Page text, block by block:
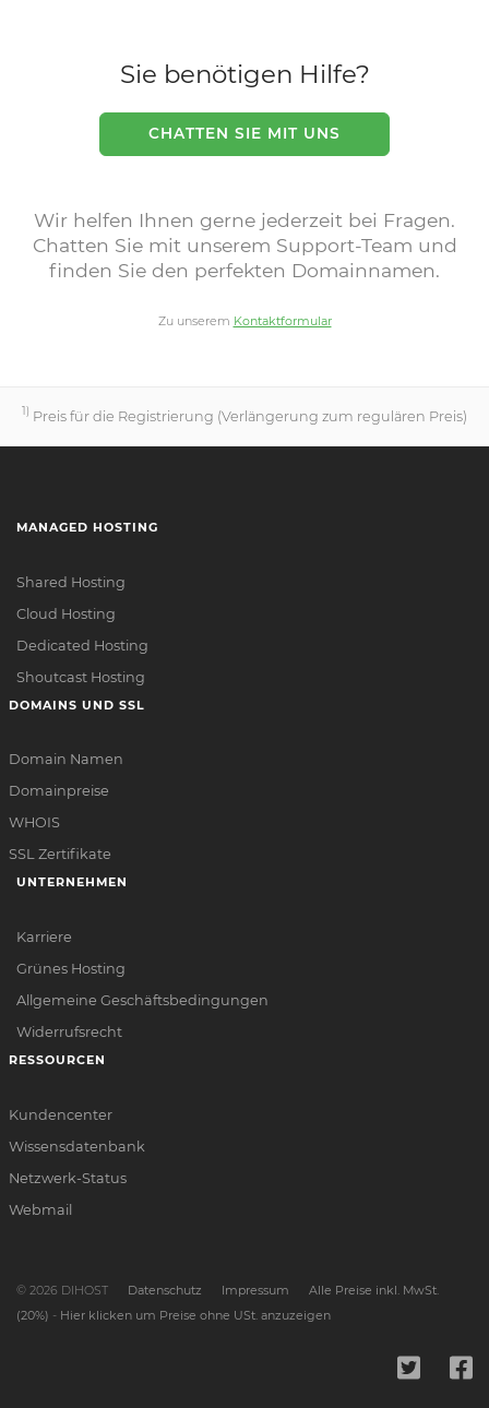
Sie benötigen Hilfe?
CHATTEN SIE MIT UNS
Wir helfen Ihnen gerne jederzeit bei Fragen.
Chatten Sie mit unserem Support-Team und
finden Sie den perfekten Domainnamen.
Zu unserem Kontaktformular
1) Preis für die Registrierung (Verlängerung zum regulären Preis)
MANAGED HOSTING
Shared Hosting
Cloud Hosting
Dedicated Hosting
Shoutcast Hosting
DOMAINS UND SSL
Domain Namen
Domainpreise
WHOIS
SSL Zertifikate
UNTERNEHMEN
Karriere
Grünes Hosting
Allgemeine Geschäftsbedingungen
Widerrufsrecht
RESSOURCEN
Kundencenter
Wissensdatenbank
Netzwerk-Status
Webmail
© 2026 DIHOST Datenschutz Impressum
Alle Preise inkl. MwSt.
(20%) - Hier klicken um Preise ohne USt. anzuzeigen